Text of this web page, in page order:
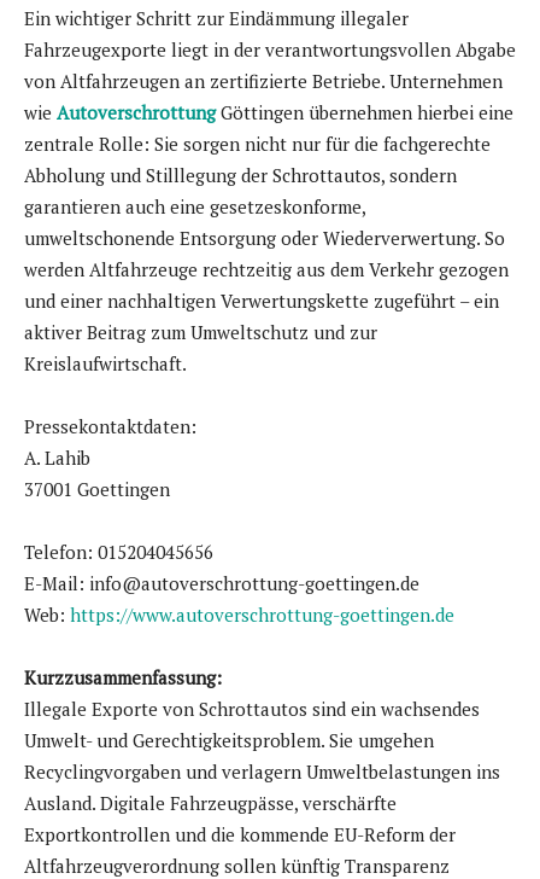
Ein wichtiger Schritt zur Eindämmung illegaler
Fahrzeugexporte liegt in der verantwortungsvollen Abgabe
von Altfahrzeugen an zertifizierte Betriebe. Unternehmen
wie AutoverschrottungGöttingen übernehmen hierbei eine
zentrale Rolle: Sie sorgen nicht nur für die fachgerechte
Abholung und Stilllegung der Schrottautos, sondern
garantieren auch eine gesetzeskonforme,
umweltschonende Entsorgung oder Wiederverwertung. So
werden Altfahrzeuge rechtzeitig aus dem Verkehr gezogen
und einer nachhaltigen Verwertungskette zugeführt – ein
aktiver Beitrag zum Umweltschutz und zur
Kreislaufwirtschaft.
Pressekontaktdaten:
A. Lahib
37001 Goettingen
Telefon: 015204045656
E-Mail: info@autoverschrottung-goettingen.de
Web: https://www.autoverschrottung-goettingen.de
Kurzzusammenfassung:
Illegale Exporte von Schrottautos sind ein wachsendes
Umwelt- und Gerechtigkeitsproblem. Sie umgehen
Recyclingvorgaben und verlagern Umweltbelastungen ins
Ausland. Digitale Fahrzeugpässe, verschärfte
Exportkontrollen und die kommende EU-Reform der
Altfahrzeugverordnung sollen künftig Transparenz